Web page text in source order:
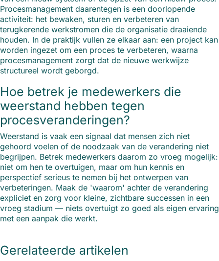
Procesmanagement daarentegen is een doorlopende
activiteit: het bewaken, sturen en verbeteren van
terugkerende werkstromen die de organisatie draaiende
houden. In de praktijk vullen ze elkaar aan: een project kan
worden ingezet om een proces te verbeteren, waarna
procesmanagement zorgt dat de nieuwe werkwijze
structureel wordt geborgd.
Hoe betrek je medewerkers die
weerstand hebben tegen
procesveranderingen?
Weerstand is vaak een signaal dat mensen zich niet
gehoord voelen of de noodzaak van de verandering niet
begrijpen. Betrek medewerkers daarom zo vroeg mogelijk:
niet om hen te overtuigen, maar om hun kennis en
perspectief serieus te nemen bij het ontwerpen van
verbeteringen. Maak de 'waarom' achter de verandering
expliciet en zorg voor kleine, zichtbare successen in een
vroeg stadium — niets overtuigt zo goed als eigen ervaring
met een aanpak die werkt.
Gerelateerde artikelen